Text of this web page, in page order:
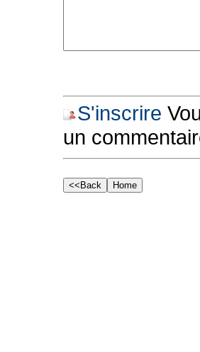
S'inscrire
un